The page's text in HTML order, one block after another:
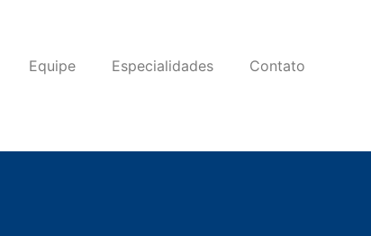
Equipe Especialidades Contato